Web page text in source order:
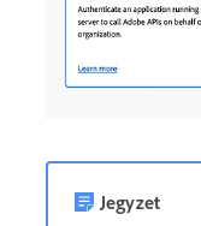
Jegyzet